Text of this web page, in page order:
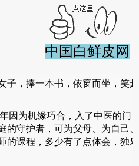
中国白鲜皮网
子，捧一本书，依窗而坐，笑
为机缘巧合，入了中医的门
的守护者，可为父母、为自己
的课程，多少有了点体会，独